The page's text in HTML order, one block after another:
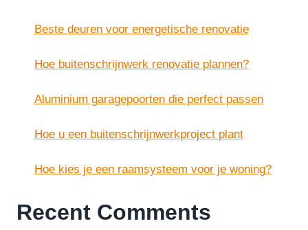
Beste deuren voor energetische renovatie
Hoe buitenschrijnwerk renovatie plannen?
Aluminium garagepoorten die perfect passen
Hoe u een buitenschrijnwerkproject plant
Hoe kies je een raamsysteem voor je woning?
Recent Comments